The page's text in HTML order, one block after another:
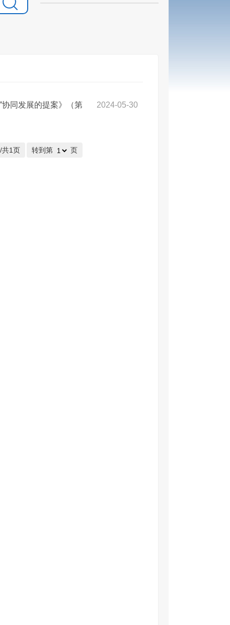
2024-05-30
同发展的提案》（第
共1页 转到第 页